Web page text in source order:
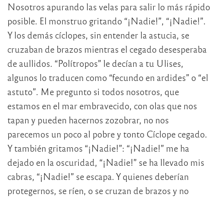
Nosotros apurando las velas para salir lo más rápido
posible. El monstruo gritando “¡Nadie!”, “¡Nadie!”.
Y los demás cíclopes, sin entender la astucia, se
cruzaban de brazos mientras el cegado desesperaba
de aullidos. “Polítropos” le decían a tu Ulises,
algunos lo traducen como “fecundo en ardides” o “el
astuto”. Me pregunto si todos nosotros, que
estamos en el mar embravecido, con olas que nos
tapan y pueden hacernos zozobrar, no nos
parecemos un poco al pobre y tonto Cíclope cegado.
Y también gritamos “¡Nadie!”: “¡Nadie!” me ha
dejado en la oscuridad, “¡Nadie!” se ha llevado mis
cabras, “¡Nadie!” se escapa. Y quienes deberían
protegernos, se ríen, o se cruzan de brazos y no